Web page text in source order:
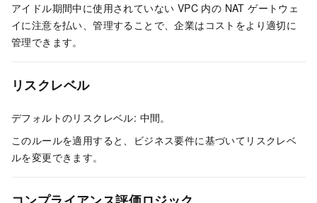
アイドル期間中に使用されていない VPC 内の NAT ゲートウェ
イに注意を払い、管理することで、企業はコストをより適切に
管理できます。
リスクレベル
デフォルトのリスクレベル: 中間。
このルールを適用すると、ビジネス要件に基づいてリスクレベ
ルを変更できます。